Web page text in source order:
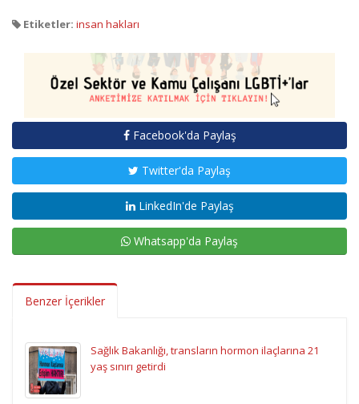
Etiketler: insan hakları
Facebook'da Paylaş
Twitter'da Paylaş
LinkedIn'de Paylaş
Whatsapp'da Paylaş
Benzer İçerikler
Sağlık Bakanlığı, transların hormon ilaçlarına 21
yaş sınırı getirdi